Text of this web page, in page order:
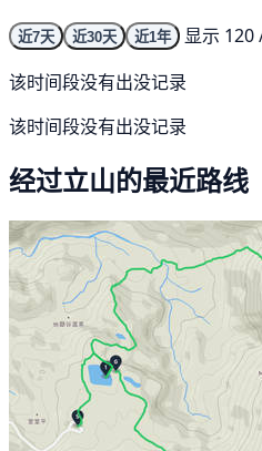
近7天 近30天 近1年
显示 120
该时间段没有出没记录
该时间段没有出没记录
经过立山的最近路线